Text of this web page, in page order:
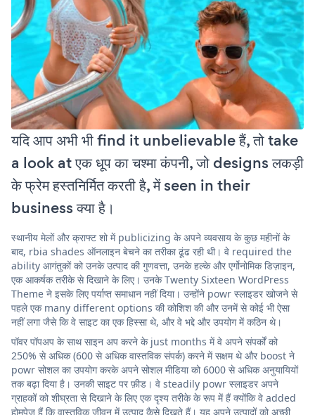
यदि आप अभी भी find it unbelievable हैं, तो take
a look at एक धूप का चश्मा कंपनी, जो designs लकड़ी
के फ्रेम हस्तनिर्मित करती है, में seen in their
business क्या है।
स्थानीय मेलों और क्राफ्ट शो में publicizing के अपने व्यवसाय के कुछ महीनों के
बाद, rbia shades ऑनलाइन बेचने का तरीका ढूंढ रही थी। वे required the
ability आगंतुकों को उनके उत्पाद की गुणवत्ता, उनके हल्के और एर्गोनोमिक डिज़ाइन,
एक आकर्षक तरीके से दिखाने के लिए। उनके Twenty Sixteen WordPress
Theme ने इसके लिए पर्याप्त समाधान नहीं दिया। उन्होंने powr स्लाइडर खोजने से
पहले एक many different options की कोशिश की और उनमें से कोई भी ऐसा
नहीं लगा जैसे कि वे साइट का एक हिस्सा थे, और वे भद्दे और उपयोग में कठिन थे।
पॉवर पॉपअप के साथ साइन अप करने के just months में वे अपने संपर्कों को
250% से अधिक (600 से अधिक वास्तविक संपर्क) करने में सक्षम थे और boost ने
powr सोशल का उपयोग करके अपने सोशल मीडिया को 6000 से अधिक अनुयायियों
तक बढ़ा दिया है। उनकी साइट पर फ़ीड। वे steadily powr स्लाइडर अपने
ग्राहकों को शीघ्रता से दिखाने के लिए एक दृश्य तरीके के रूप में हैं क्योंकि वे added
होमपेज हैं कि वास्तविक जीवन में उत्पाद कैसे दिखते हैं। यह अपने उत्पादों को अच्छी